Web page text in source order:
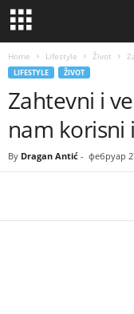
Home Lifestyle Život
LIFESTYLE ŽIVOT
Zahtevni i
nam korisni
By Dragan Antić - фебруар